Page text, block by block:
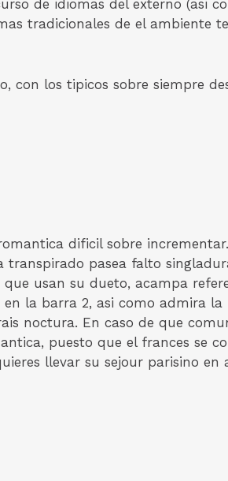
de idiomas del externo (asi­
tradicionales de el ambiente
con los tipicos sobre siempre
dificil sobre
transpirado pasea falto
usan su dueto, acampa
la barra 2, asi­ como admira la
noctura. En caso de que
puesto que el frances se
llevar su sejour parisino en